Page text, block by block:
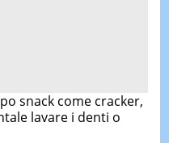
snack come cracker,
lavare i denti o